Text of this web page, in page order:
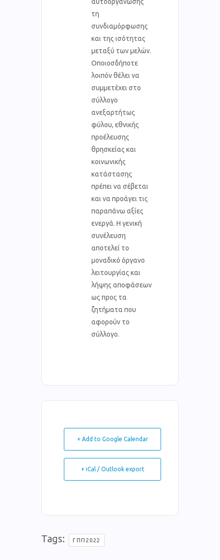
τη
συνδιαμόρφωσης
και της ισότητας
μεταξύ των μελών.
Οποιοσδήποτε
λοιπόν θέλει να
συμμετέχει στο
σύλλογο
ανεξαρτήτως
φύλου, εθνικής
προέλευσης
θρησκείας και
κοινωνικής
κατάστασης
πρέπει να σέβεται
και να προάγει τις
παραπάνω αξίες
ενεργά. Η γενική
συνέλευση
αποτελεί το
μοναδικό όργανο
λειτουργίας και
λήψης αποφάσεων
ως προς τα
ζητήματα που
αφορούν το
σύλλογο.
+ Add to Google Calendar
+ iCal / Outlook export
Tags: ΓΠΠ2022